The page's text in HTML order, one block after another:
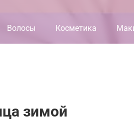
Волосы Косметика
зимой